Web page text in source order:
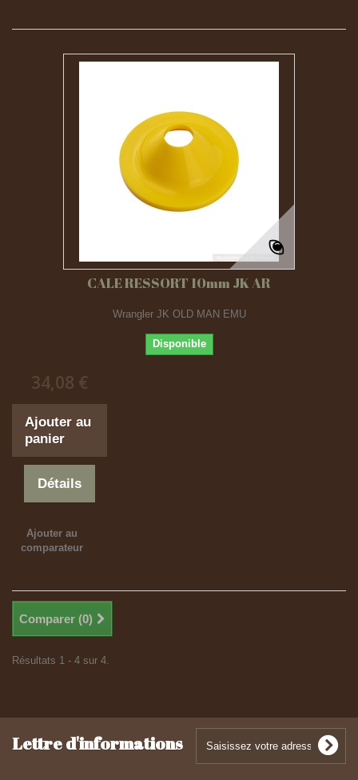
CALE RESSORT 10mm JK AR
Wrangler JK OLD MAN EMU
Disponible
34,08 €
Ajouter au
panier
Détails
Ajouter au
comparateur
Comparer (0)
Résultats 1 - 4 sur 4.
Lettre d'informations